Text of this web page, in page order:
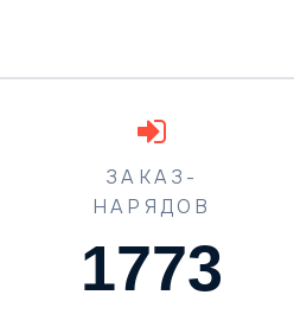
ЗАКАЗ-
НАРЯДОВ
1773